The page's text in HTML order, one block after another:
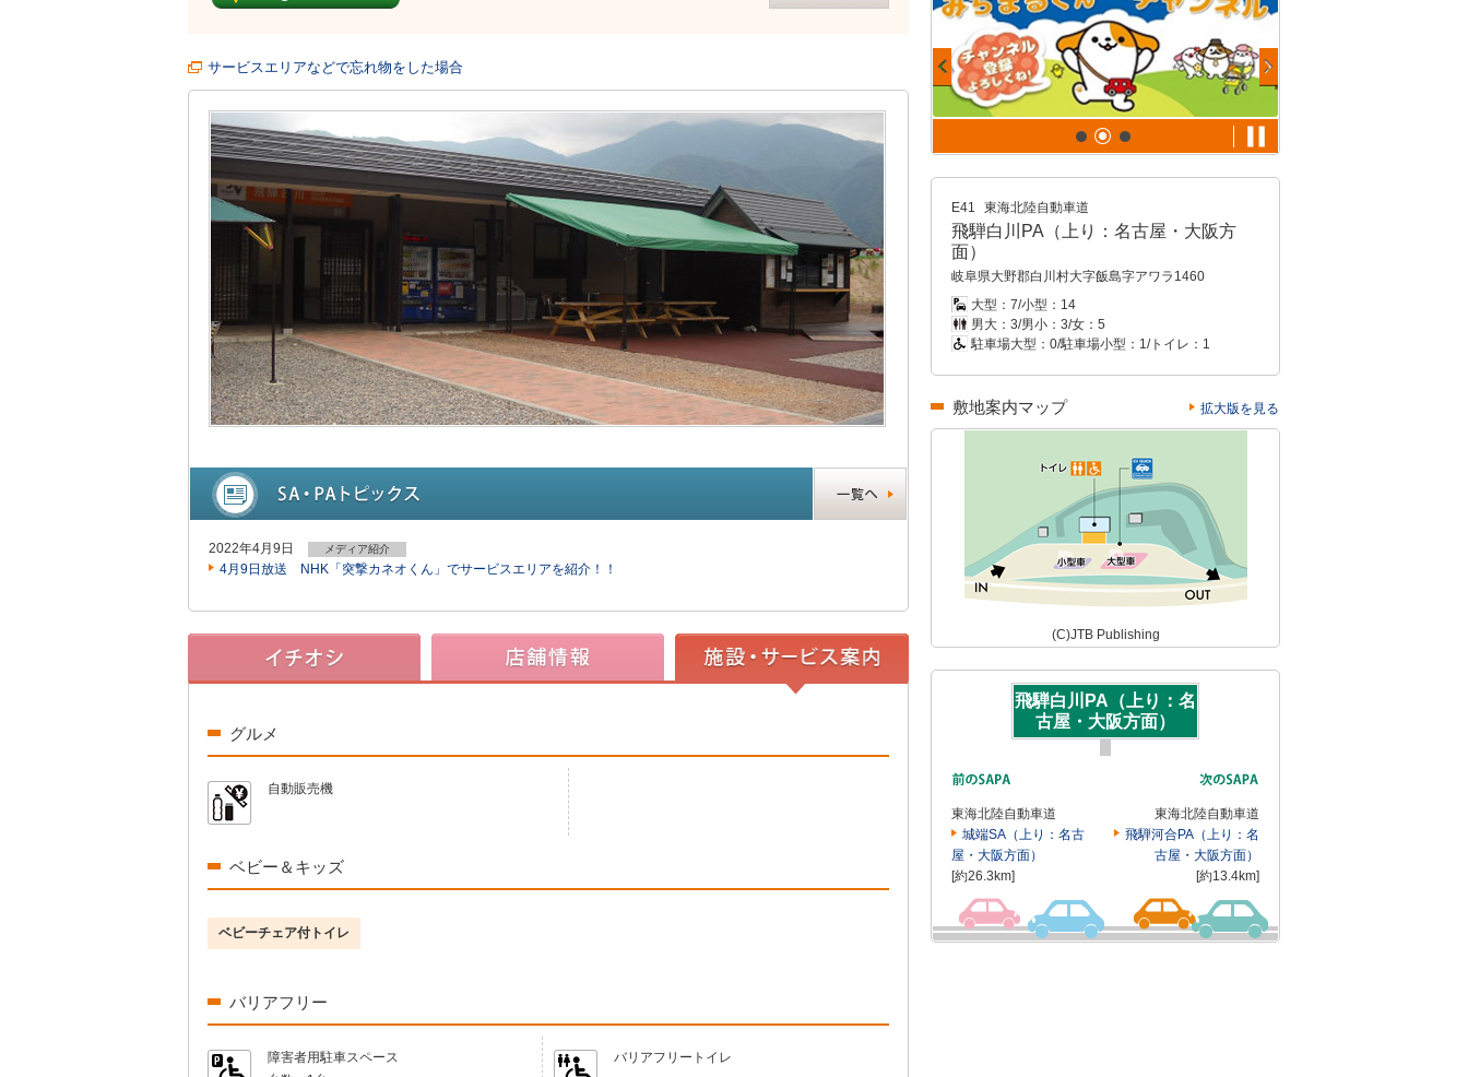
サービスエリアなどで忘れ物をした場合
2022年4月9日 メディア紹介
4月9日放送 NHK「突撃カネオくん」でサービスエリアを紹介！！
グルメ
自動販売機
ベビー＆キッズ
ベビーチェア付トイレ
バリアフリー
障害者用駐車スペース
バリアフリートイレ
E41 東海北陸自動車道
飛騨白川PA（上り：名古屋・大阪方
面）
岐阜県大野郡白川村大字飯島字アワラ1460
大型：7/小型：14
男大：3/男小：3/女：5
駐車場大型：0/駐車場小型：1/トイレ：1
敷地案内マップ 拡大版を見る
(C)JTB Publishing
飛騨白川PA（上り：名
古屋・大阪方面）
東海北陸自動車道
城端SA（上り：名古
屋・大阪方面）
[約26.3km]
東海北陸自動車道
飛騨河合PA（上り：名
古屋・大阪方面）
[約13.4km]